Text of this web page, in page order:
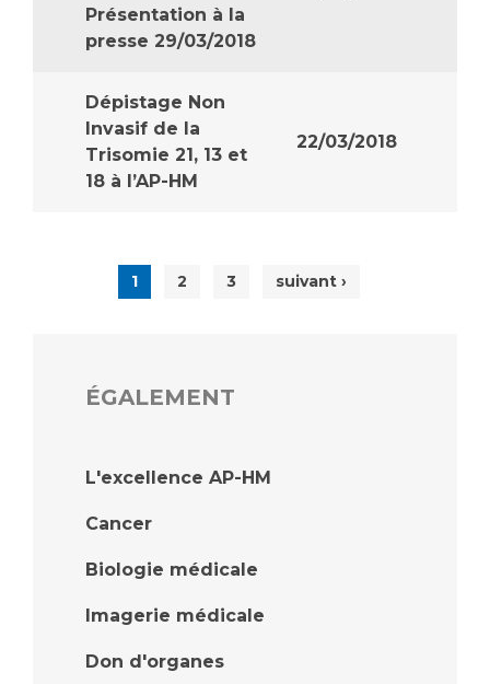
Présentation à la
presse 29/03/2018
Dépistage Non
Invasif de la
Trisomie 21, 13 et
18 à l’AP-HM
22/03/2018
1 2 3 suivant ›
ÉGALEMENT
L'excellence AP-HM
Cancer
Biologie médicale
Imagerie médicale
Don d'organes